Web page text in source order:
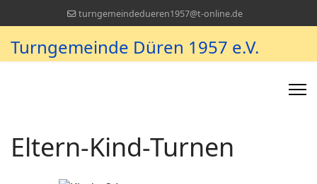
turngemeindedueren1957@t-online.de
Turngemeinde Düren 1957 e.V.
Eltern-Kind-Turnen